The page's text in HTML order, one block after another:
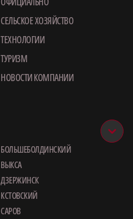
СЕЛЬСКОЕ ХОЗЯЙСТВО
ТЕХНОЛОГИИ
ТУРИЗМ
НОВОСТИ КОМПАНИИ
БОЛЬШЕБОЛДИНСКИЙ
ВЫКСА
ДЗЕРЖИНСК
КСТОВСКИЙ
САРОВ